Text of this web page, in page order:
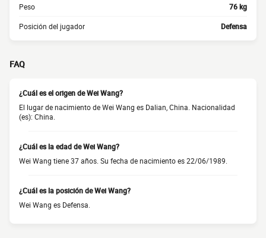
Peso 76 kg
Posición del jugador Defensa
FAQ
¿Cuál es el origen de Wei Wang?
El lugar de nacimiento de Wei Wang es Dalian, China. Nacionalidad
(es): China.
¿Cuál es la edad de Wei Wang?
Wei Wang tiene 37 años. Su fecha de nacimiento es 22/06/1989.
¿Cuál es la posición de Wei Wang?
Wei Wang es Defensa.